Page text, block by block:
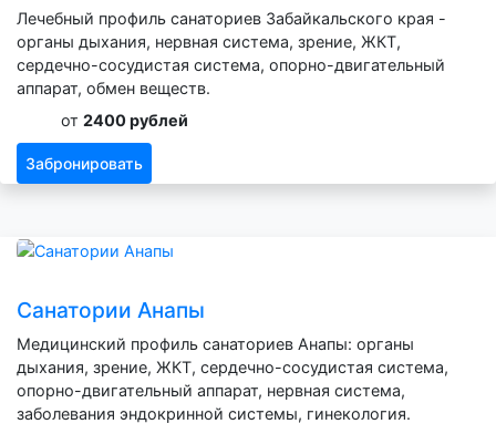
Лечебный профиль санаториев Забайкальского края -
органы дыхания, нервная система, зрение, ЖКТ,
сердечно-сосудистая система, опорно-двигательный
аппарат, обмен веществ.
от 2400 рублей
Забронировать
Санатории Анапы
Медицинский профиль санаториев Анапы: органы
дыхания, зрение, ЖКТ, сердечно-сосудистая система,
опорно-двигательный аппарат, нервная система,
заболевания эндокринной системы, гинекология.